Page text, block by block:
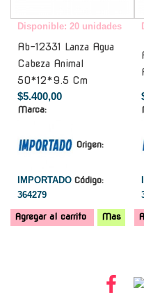
Disponible: 20 unidades
Ab-12331 Lanza Agua
Cabeza Animal
50*12*9.5 Cm
$5.400,00
Marca:
Origen:
IMPORTADO Código:
364279
Agregar al carrito Mas